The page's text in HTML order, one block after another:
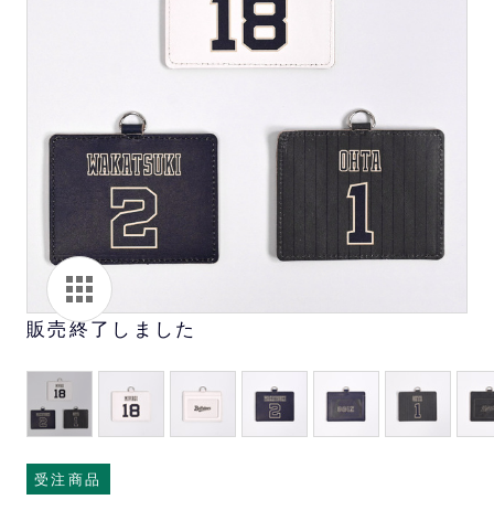
販売終了しました
受注商品